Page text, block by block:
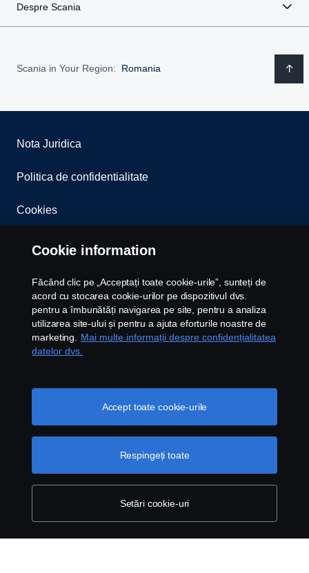
Despre Scania
Scania in Your Region: Romania
Nota Juridica
Politica de confidentialitate
Cookies
Whistleblowing
Contact
Newsletter
Setari Cookie
© Copyright Scania 2026 All rights reserved. Scania
CV AB (publ), SE-151 87 Södertälje, Sweden, Tel:
+40213159142 Fax: +40213159140
Cookie information
Făcând clic pe „Acceptați toate cookie-urile”, sunteți de
acord cu stocarea cookie-urilor pe dispozitivul dvs.
pentru a îmbunătăți navigarea pe site, pentru a analiza
utilizarea site-ului și pentru a ajuta eforturile noastre de
marketing.
Mai multe informații despre confidențialitatea
datelor dvs.
Setări cookie-uri
Respingeți toate
Accept toate cookie-urile